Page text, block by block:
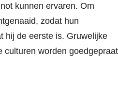
kunnen ervaren. Om
zodat hun
hij de eerste is. Gruwelijke
culturen worden goedgepraat